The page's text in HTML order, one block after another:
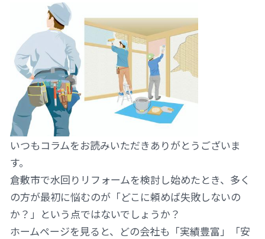
いつもコラムをお読みいただきありがとうございま
す。
倉敷市で水回りリフォームを検討し始めたとき、多く
の方が最初に悩むのが「どこに頼めば失敗しないの
か？」という点ではないでしょうか？
ホームページを見ると、どの会社も「実績豊富」「安